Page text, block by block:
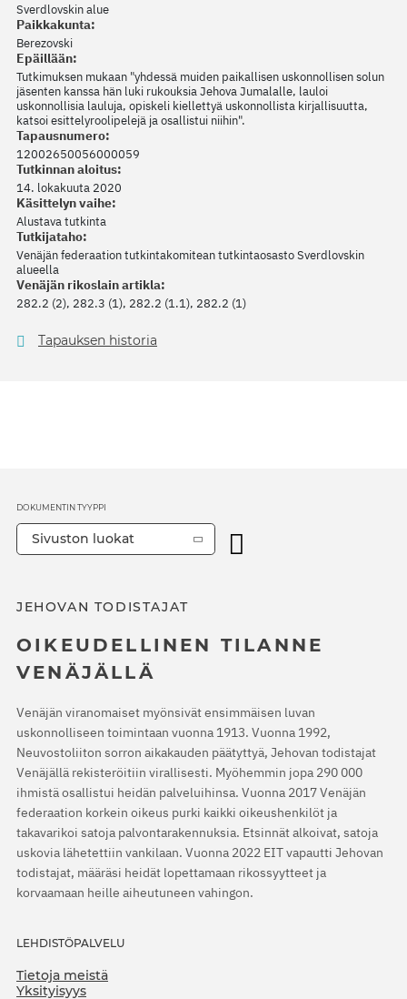
Sverdlovskin alue
Paikkakunta:
Berezovski
Epäillään:
Tutkimuksen mukaan "yhdessä muiden paikallisen uskonnollisen solun
jäsenten kanssa hän luki rukouksia Jehova Jumalalle, lauloi
uskonnollisia lauluja, opiskeli kiellettyä uskonnollista kirjallisuutta,
katsoi esittelyroolipelejä ja osallistui niihin".
Tapausnumero:
12002650056000059
Tutkinnan aloitus:
14. lokakuuta 2020
Käsittelyn vaihe:
Alustava tutkinta
Tutkijataho:
Venäjän federaation tutkintakomitean tutkintaosasto Sverdlovskin
alueella
Venäjän rikoslain artikla:
282.2 (2), 282.3 (1), 282.2 (1.1), 282.2 (1)
Tapauksen historia
JEHOVAN TODISTAJAT
OIKEUDELLINEN TILANNE
VENÄJÄLLÄ
Venäjän viranomaiset myönsivät ensimmäisen luvan
uskonnolliseen toimintaan vuonna 1913. Vuonna 1992,
Neuvostoliiton sorron aikakauden päätyttyä, Jehovan todistajat
Venäjällä rekisteröitiin virallisesti. Myöhemmin jopa 290 000
ihmistä osallistui heidän palveluihinsa. Vuonna 2017 Venäjän
federaation korkein oikeus purki kaikki oikeushenkilöt ja
takavarikoi satoja palvontarakennuksia. Etsinnät alkoivat, satoja
uskovia lähetettiin vankilaan. Vuonna 2022 EIT vapautti Jehovan
todistajat, määräsi heidät lopettamaan rikossyytteet ja
korvaamaan heille aiheutuneen vahingon.
LEHDISTÖPALVELU
Tietoja meistä
Yksityisyys
DOKUMENTIN TYYPPI
Sivuston luokat